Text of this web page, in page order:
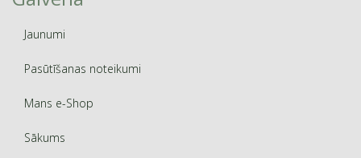
Jaunumi
Pasūtīšanas noteikumi
Mans e-Shop
Sākums